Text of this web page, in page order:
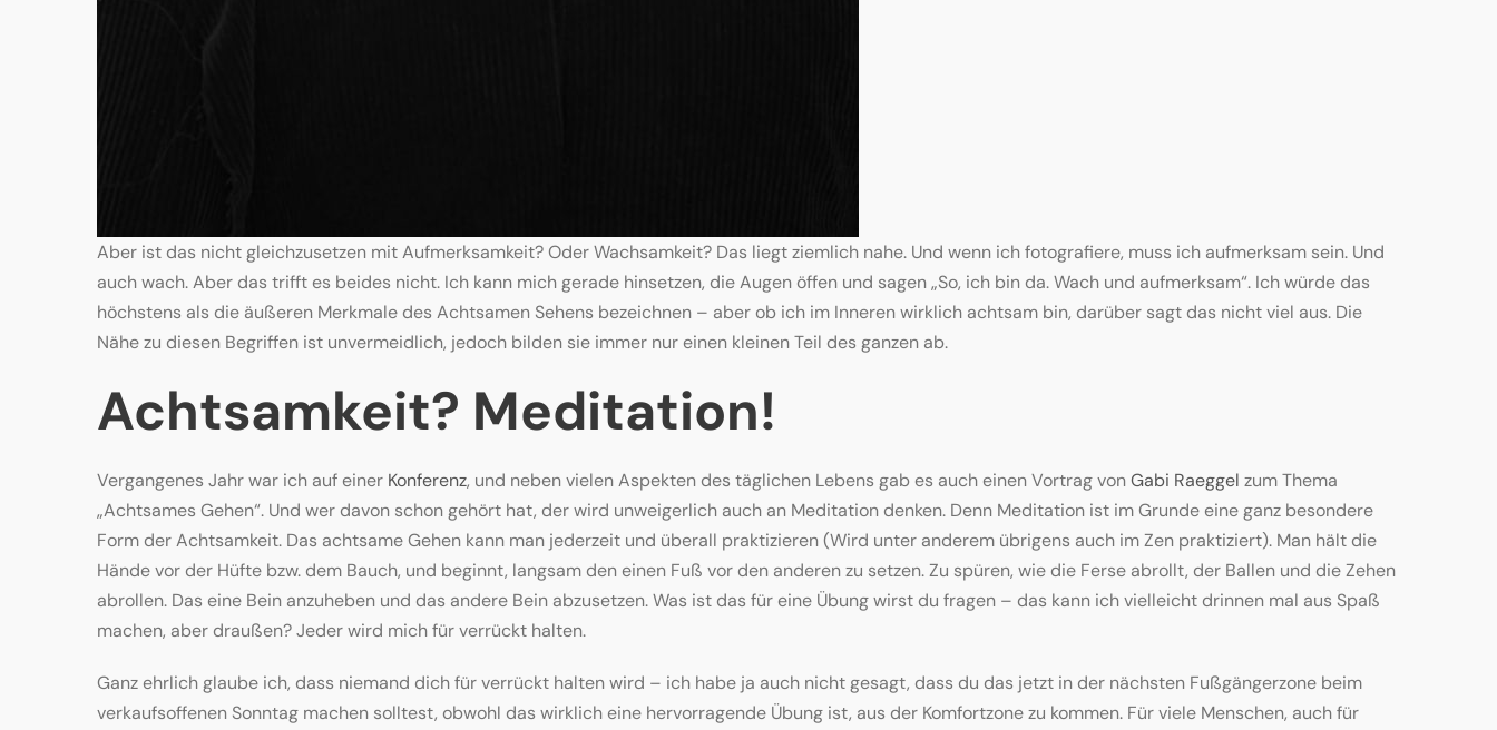
Aber ist das nicht gleichzusetzen mit Aufmerksamkeit? Oder Wachsamkeit? Das liegt ziemlich nahe. Und wenn ich fotografiere, muss ich aufmerksam sein. Und
auch wach. Aber das trifft es beides nicht. Ich kann mich gerade hinsetzen, die Augen öffen und sagen „So, ich bin da. Wach und aufmerksam“. Ich würde das
höchstens als die äußeren Merkmale des Achtsamen Sehens bezeichnen – aber ob ich im Inneren wirklich achtsam bin, darüber sagt das nicht viel aus. Die
Nähe zu diesen Begriffen ist unvermeidlich, jedoch bilden sie immer nur einen kleinen Teil des ganzen ab.
Achtsamkeit? Meditation!
Vergangenes Jahr war ich auf einer Konferenz, und neben vielen Aspekten des täglichen Lebens gab es auch einen Vortrag vonGabi Raeggel zum Thema
„Achtsames Gehen“. Und wer davon schon gehört hat, der wird unweigerlich auch an Meditation denken. Denn Meditation ist im Grunde eine ganz besondere
Form der Achtsamkeit. Das achtsame Gehen kann man jederzeit und überall praktizieren (Wird unter anderem übrigens auch im Zen praktiziert). Man hält die
Hände vor der Hüfte bzw. dem Bauch, und beginnt, langsam den einen Fuß vor den anderen zu setzen. Zu spüren, wie die Ferse abrollt, der Ballen und die Zehen
abrollen. Das eine Bein anzuheben und das andere Bein abzusetzen. Was ist das für eine Übung wirst du fragen – das kann ich vielleicht drinnen mal aus Spaß
machen, aber draußen? Jeder wird mich für verrückt halten.
Ganz ehrlich glaube ich, dass niemand dich für verrückt halten wird – ich habe ja auch nicht gesagt, dass du das jetzt in der nächsten Fußgängerzone beim
verkaufsoffenen Sonntag machen solltest, obwohl das wirklich eine hervorragende Übung ist, aus der Komfortzone zu kommen. Für viele Menschen, auch für